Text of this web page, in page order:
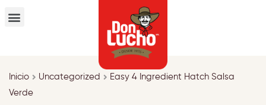
Inicio Uncategorized
Easy 4 Ingredient Hatch Salsa
Verde